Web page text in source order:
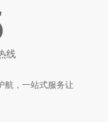
线
航，一站式服务让